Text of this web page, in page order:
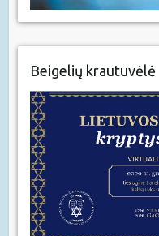
Beigelių krautuvėlė